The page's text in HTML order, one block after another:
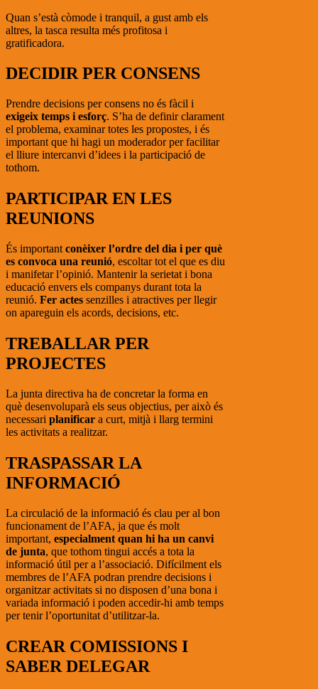
Quan s’està còmode i tranquil, a gust amb els
altres, la tasca resulta més profitosa i
gratificadora.
DECIDIR PER CONSENS
Prendre decisions per consens no és fàcil i
exigeix temps i esforç. S’ha de definir clarament
el problema, examinar totes les propostes, i és
important que hi hagi un moderador per facilitar
el lliure intercanvi d’idees i la participació de
tothom.
PARTICIPAR EN LES
REUNIONS
És important conèixer l’ordre del dia i per què
es convoca una reunió, escoltar tot el que es diu
i manifetar l’opinió. Mantenir la serietat i bona
educació envers els companys durant tota la
reunió. Fer actes senzilles i atractives per llegir
on apareguin els acords, decisions, etc.
TREBALLAR PER
PROJECTES
La junta directiva ha de concretar la forma en
què desenvoluparà els seus objectius, per això és
necessari planificar a curt, mitjà i llarg termini
les activitats a realitzar.
TRASPASSAR LA
INFORMACIÓ
La circulació de la informació és clau per al bon
funcionament de l’AFA, ja que és molt
important, especialment quan hi ha un canvi
de junta, que tothom tingui accés a tota la
informació útil per a l’associació. Difícilment els
membres de l’AFA podran prendre decisions i
organitzar activitats si no disposen d’una bona i
variada informació i poden accedir-hi amb temps
per tenir l’oportunitat d’utilitzar-la.
CREAR COMISSIONS I
SABER DELEGAR